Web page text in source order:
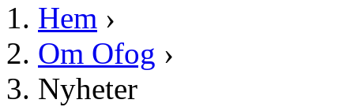
Hem ›
Om Ofog ›
Nyheter